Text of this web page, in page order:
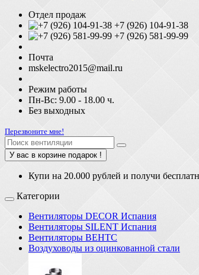
Отдел продаж
+7 (926) 104-91-38
+7 (926) 581-99-99
Почта
mskelectro2015@mail.ru
Режим работы
Пн-Вс: 9.00 - 18.00 ч.
Без выходных
Перезвоните мне!
У вас в корзине подарок !
Купи на 20.000 рублей и получи
Категории
Вентиляторы DECOR Испания
Вентиляторы SILENT Испания
Вентиляторы ВЕНТС
Воздуховоды из оцинкованной стали